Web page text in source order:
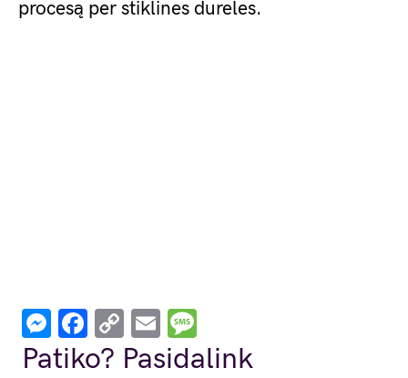
procesą per stiklines dureles.
Messenger
Facebook
Copy
Link
Email
Patiko? Pasidalink